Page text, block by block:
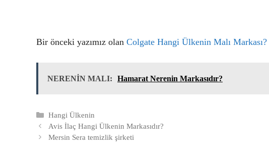
Bir önceki yazımız olan Colgate Hangi Ülkenin Malı Markası?
NERENİN MALI: Hamarat Nerenin Markasıdır?
Kategoriler
Hangi Ülkenin
Avis İlaç Hangi Ülkenin Markasıdır?
Mersin Sera temizlik şirketi